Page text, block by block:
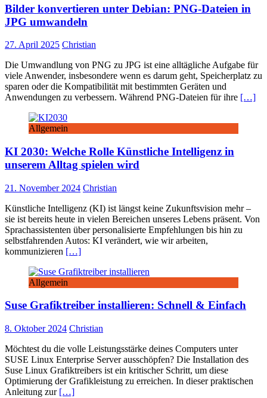
Bilder konvertieren unter Debian: PNG-Dateien in
JPG umwandeln
27. April 2025 Christian
Die Umwandlung von PNG zu JPG ist eine alltägliche Aufgabe für
viele Anwender, insbesondere wenn es darum geht, Speicherplatz zu
sparen oder die Kompatibilität mit bestimmten Geräten und
Anwendungen zu verbessern. Während PNG-Dateien für ihre […]
Allgemein
KI 2030: Welche Rolle Künstliche Intelligenz in
unserem Alltag spielen wird
21. November 2024 Christian
Künstliche Intelligenz (KI) ist längst keine Zukunftsvision mehr –
sie ist bereits heute in vielen Bereichen unseres Lebens präsent. Von
Sprachassistenten über personalisierte Empfehlungen bis hin zu
selbstfahrenden Autos: KI verändert, wie wir arbeiten,
kommunizieren […]
Allgemein
Suse Grafiktreiber installieren: Schnell & Einfach
8. Oktober 2024 Christian
Möchtest du die volle Leistungsstärke deines Computers unter
SUSE Linux Enterprise Server ausschöpfen? Die Installation des
Suse Linux Grafiktreibers ist ein kritischer Schritt, um diese
Optimierung der Grafikleistung zu erreichen. In dieser praktischen
Anleitung zur […]